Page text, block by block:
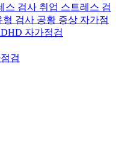
스 검사 취업 스트레스 검
형 검사 공황 증상 자가점
자가점검
검